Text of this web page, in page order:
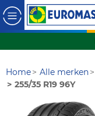
Home Alle merken
255/35 R19 96Y